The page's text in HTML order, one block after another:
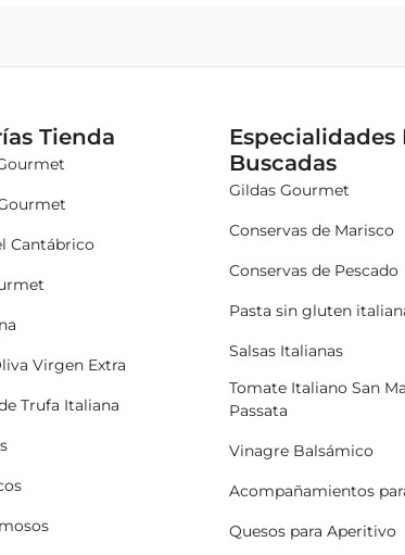
Tienda
Cantábrico
Virgen Extra
Trufa Italiana
Especialidades
Buscadas
Gildas Gourmet
Conservas de Marisco
Conservas de Pescado
Pasta sin gluten
Salsas Italianas
Tomate Italiano San
Passata
Vinagre Balsámico
Acompañamientos
Quesos para Aperitivo